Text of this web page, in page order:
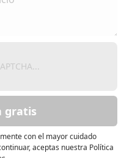
gratis
con el mayor cuidado
aceptas nuestra Política